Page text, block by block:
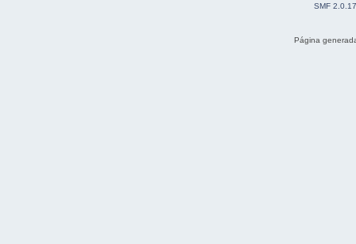
SMF 2.0.17
Página